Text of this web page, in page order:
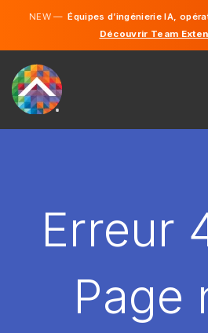
NEW —Équipes d’ingénierie IA,
Découvrir Team
DÉMARRER
Erreur
Page